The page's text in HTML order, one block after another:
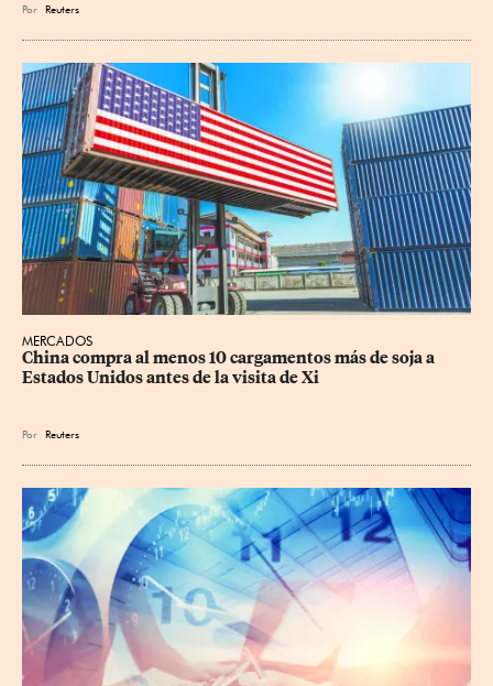
Por Reuters
MERCADOS
China compra al menos 10 cargamentos más de soja a
Estados Unidos antes de la visita de Xi
Por Reuters